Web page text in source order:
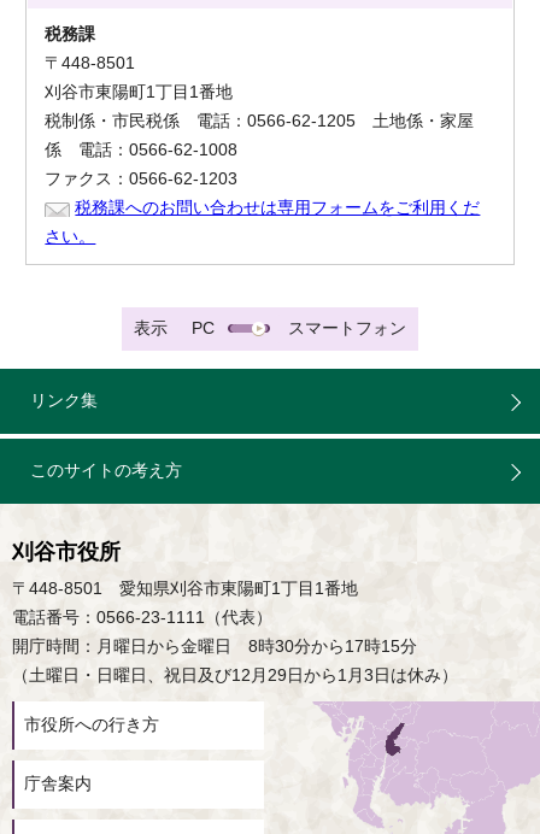
税務課
〒448-8501
刈谷市東陽町1丁目1番地
税制係・市民税係 電話：0566-62-1205 土地係・家屋
係 電話：0566-62-1008
ファクス：0566-62-1203
税務課へのお問い合わせは専用フォームをご利用くだ
さい。
表示 PC スマートフォン
リンク集
このサイトの考え方
刈谷市役所
〒448-8501 愛知県刈谷市東陽町1丁目1番地
電話番号：0566-23-1111（代表）
開庁時間：月曜日から金曜日 8時30分から17時15分
（土曜日・日曜日、祝日及び12月29日から1月3日は休み）
市役所への行き方
庁舎案内